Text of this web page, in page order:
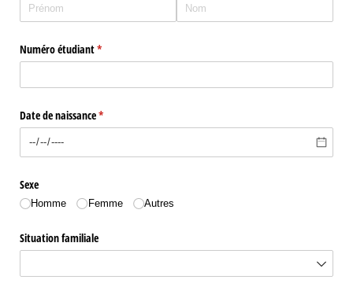
Numéro étudiant*
(requis)
Date de naissance*
(requis)
Sexe
Homme Femme Autres
Situation familiale